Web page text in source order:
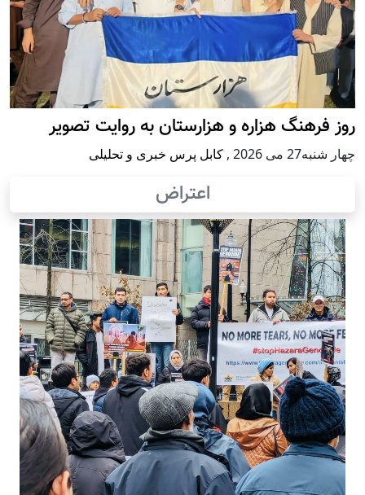
روز فرهنگ هزاره و هزارستان به روایت تصویر
چهار شنبه27 می 2026 , کابل پرس خبری و تحلیلی
اعتراض